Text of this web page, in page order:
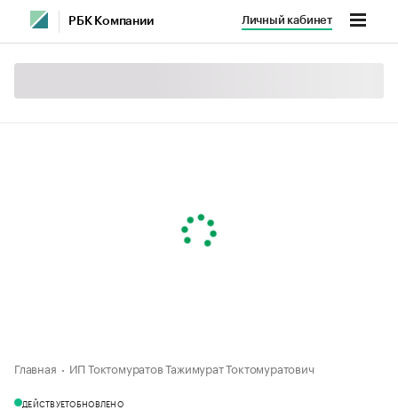
РБК Компании Личный кабинет
Главная ИП Токтомуратов Тажимурат Токтомуратович
ДЕЙСТВУЕТОБНОВЛЕНО